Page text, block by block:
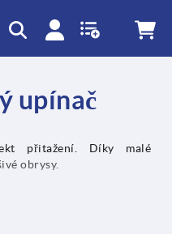
upínač
přitažení. Díky malé
obrysy.